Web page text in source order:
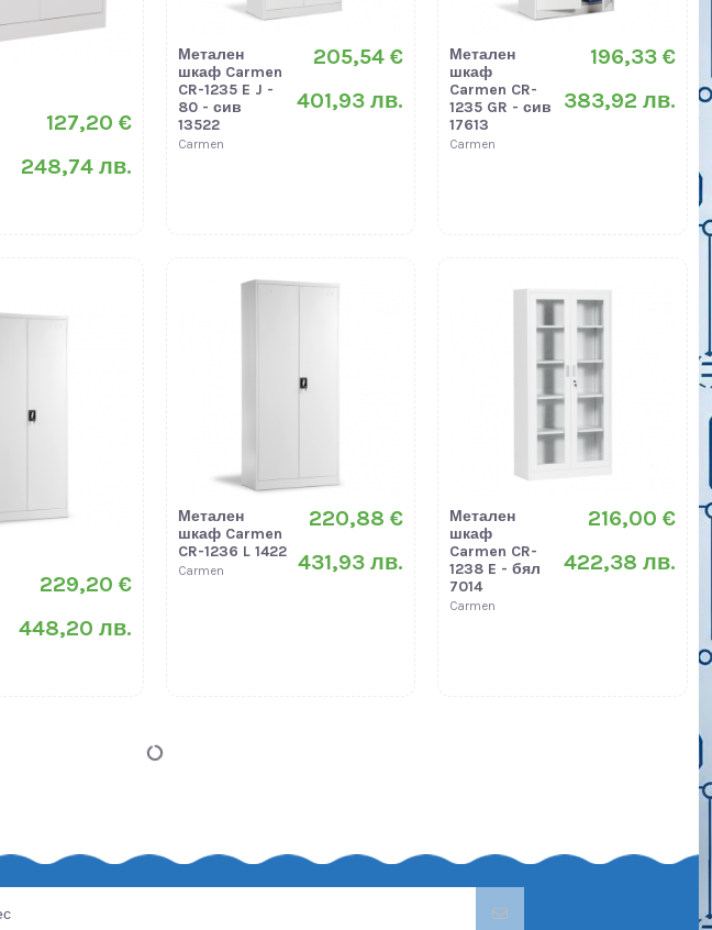
127,20 €
248,74 лв.
Метален
шкаф Carmen
CR-1235 E J -
80 - сив
13522
Carmen
205,54 €
401,93 лв.
Метален
шкаф
Carmen CR-
1235 GR - сив
17613
Carmen
196,33 €
383,92 лв.
229,20 €
448,20 лв.
Метален
шкаф Carmen
CR-1236 L 1422
Carmen
220,88 €
431,93 лв.
Метален
шкаф
Carmen CR-
1238 E - бял
7014
Carmen
216,00 €
422,38 лв.